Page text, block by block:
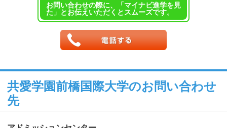
お問い合わせの際に、「マイナビ進学を見
た」とお伝えいただくとスムーズです。
共愛学園前橋国際大学のお問い合わせ
先